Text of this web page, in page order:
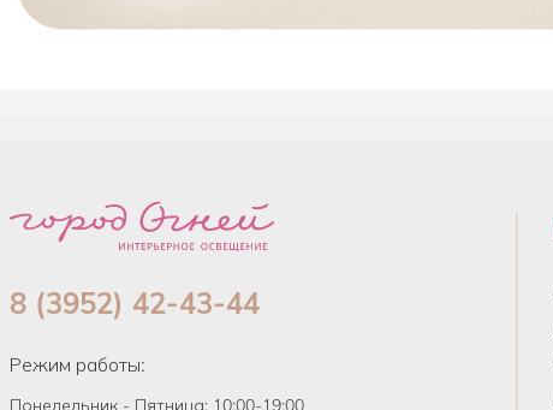
8 (3952) 42-43-44
Режим работы:
Понедельник - Пятница: 10:00-19:00